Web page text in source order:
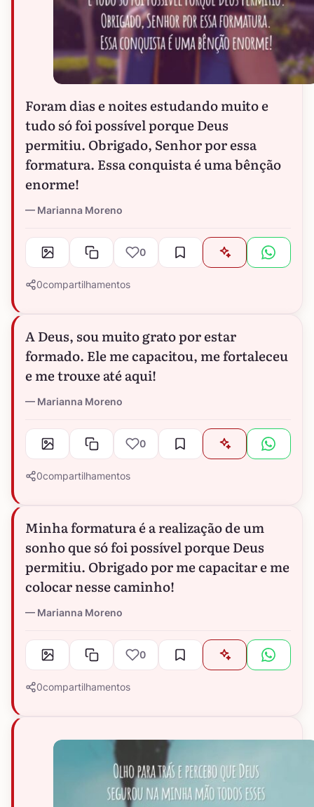
Foram dias e noites estudando muito e
tudo só foi possível porque Deus
permitiu. Obrigado, Senhor por essa
formatura. Essa conquista é uma bênção
enorme!
Marianna Moreno
0
0compartilhamentos
A Deus, sou muito grato por estar
formado. Ele me capacitou, me fortaleceu
e me trouxe até aqui!
Marianna Moreno
0
0compartilhamentos
Minha formatura é a realização de um
sonho que só foi possível porque Deus
permitiu. Obrigado por me capacitar e me
colocar nesse caminho!
Marianna Moreno
0
0compartilhamentos